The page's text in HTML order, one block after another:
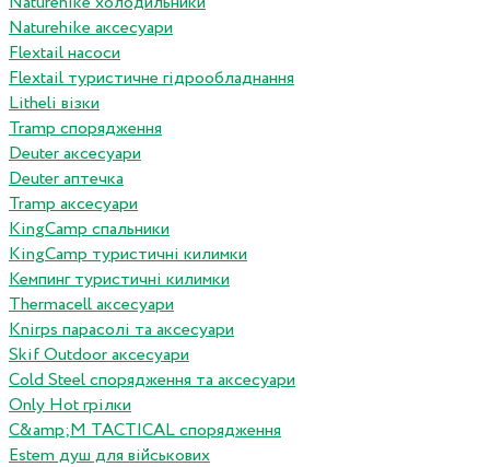
Naturehike аксесуари
Flextail насоси
Flextail туристичне гідрообладнання
Litheli візки
Tramp спорядження
Deuter аксесуари
Deuter аптечка
Tramp аксесуари
KingCamp спальники
KingCamp туристичні килимки
Кемпинг туристичні килимки
Thermacell аксесуари
Knirps парасолі та аксесуари
Skif Outdoor аксесуари
Cold Steel спорядження та аксесуари
Only Hot грілки
C&amp;M TACTICAL спорядження
Estem душ для військових